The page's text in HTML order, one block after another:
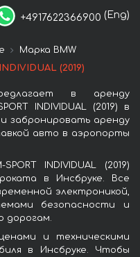
+4917622366900 (Eng)
Марка BMW
(2019)
в аренду
INDIVIDUAL (2019) в
забронировать аренду
авто в аэропорты
INDIVIDUAL (2019)
в Инсбруке. Все
электроникой,
безопасности и
дорогам.
и техническими
в Инсбруке. Чтобы